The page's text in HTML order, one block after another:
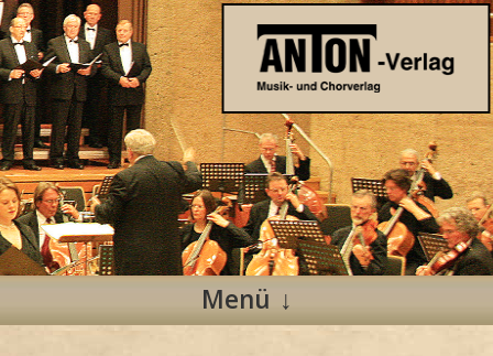
Anton Verlag
Musik- und Chorverlag
Menü